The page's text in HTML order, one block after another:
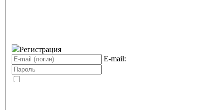
Регистрация
E-mail: